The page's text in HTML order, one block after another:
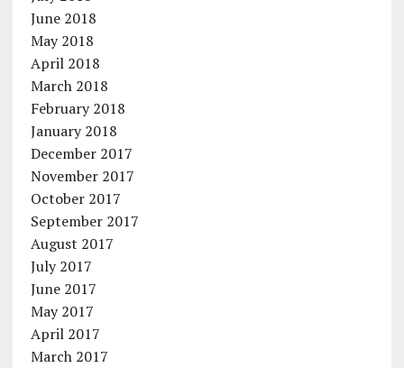
June 2018
May 2018
April 2018
March 2018
February 2018
January 2018
December 2017
November 2017
October 2017
September 2017
August 2017
July 2017
June 2017
May 2017
April 2017
March 2017